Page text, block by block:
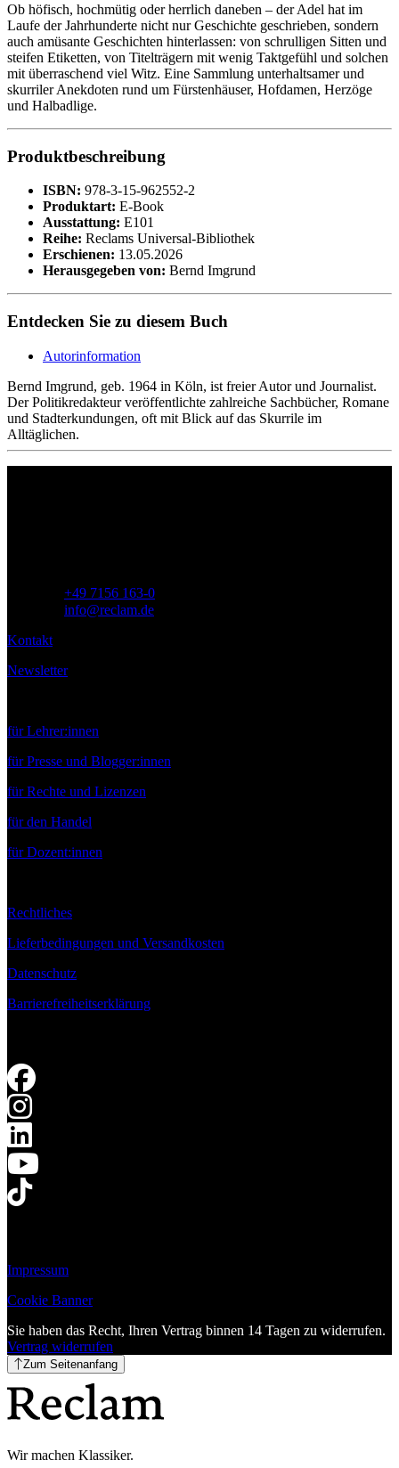
Ob höfisch, hochmütig oder herrlich daneben – der Adel hat im
Laufe der Jahrhunderte nicht nur Geschichte geschrieben, sondern
auch amüsante Geschichten hinterlassen: von schrulligen Sitten und
steifen Etiketten, von Titelträgern mit wenig Taktgefühl und solchen
mit überraschend viel Witz. Eine Sammlung unterhaltsamer und
skurriler Anekdoten rund um Fürstenhäuser, Hofdamen, Herzöge
und Halbadlige.
Produktbeschreibung
ISBN: 978-3-15-962552-2
Produktart: E-Book
Ausstattung: E101
Reihe: Reclams Universal-Bibliothek
Erschienen: 13.05.2026
Herausgegeben von: Bernd Imgrund
Entdecken Sie zu diesem Buch
Autorinformation
Bernd Imgrund, geb. 1964 in Köln, ist freier Autor und Journalist.
Der Politikredakteur veröffentlichte zahlreiche Sachbücher, Romane
und Stadterkundungen, oft mit Blick auf das Skurrile im
Alltäglichen.
+49 7156 163-0
info@reclam.de
Kontakt
Newsletter
für Lehrer:innen
für Presse und Blogger:innen
für Rechte und Lizenzen
für den Handel
für Dozent:innen
Rechtliches
Lieferbedingungen und Versandkosten
Datenschutz
Barrierefreiheitserklärung
Impressum
Cookie Banner
Sie haben das Recht, Ihren Vertrag binnen 14 Tagen zu widerrufen.
Vertrag widerrufen
Zum Seitenanfang
Wir machen Klassiker.